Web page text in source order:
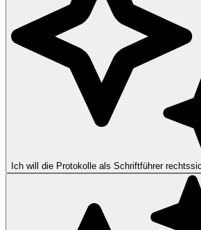
Ich will die Protokolle als Schriftführer